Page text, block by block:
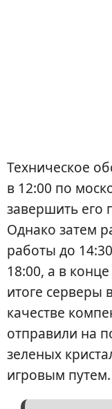
Техническое
в 12:00 по
завершить его
Однако затем
работы до
18:00, а в
итоге
качестве
отправили на
зеленых
игровым путем.